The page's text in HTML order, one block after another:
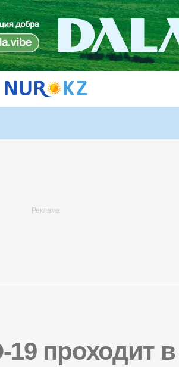
проходит